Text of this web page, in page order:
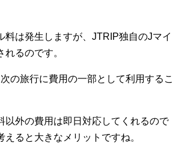
料は発生しますが、JTRIP独自のJマイ
れるのです。
の旅行に費用の一部として利用するこ
以外の費用は即日対応してくれるので
えると大きなメリットですね。